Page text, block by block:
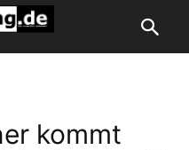
kommt